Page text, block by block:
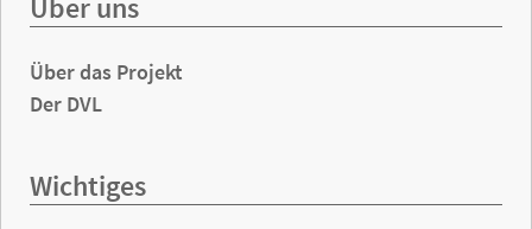
Über uns
Über das Projekt
Der DVL
Wichtiges